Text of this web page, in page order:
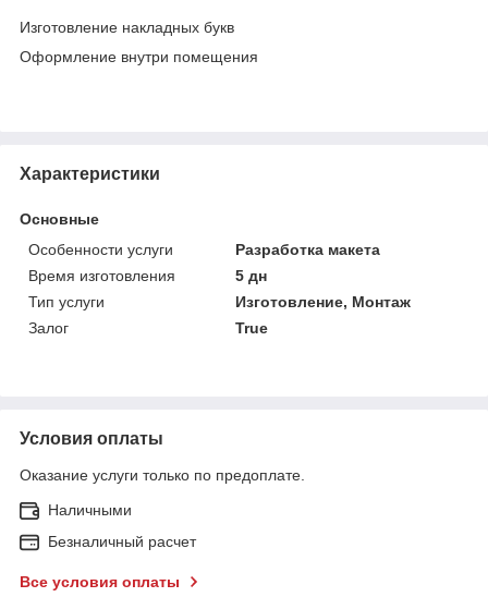
Изготовление накладных букв
Оформление внутри помещения
Характеристики
Основные
Особенности услуги
Разработка макета
Время изготовления
5 дн
Тип услуги
Изготовление, Монтаж
Залог
True
Условия оплаты
Оказание услуги только по предоплате.
Наличными
Безналичный расчет
Все условия оплаты